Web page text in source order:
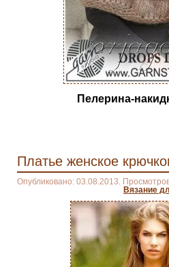
Пелерина-
Платье женское
Опубликовано: 03.08.2013.
Вязание